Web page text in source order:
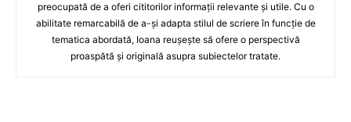
preocupată de a oferi cititorilor informații relevante și utile. Cu o
abilitate remarcabilă de a-și adapta stilul de scriere în funcție de
tematica abordată, Ioana reușește să ofere o perspectivă
proaspătă și originală asupra subiectelor tratate.